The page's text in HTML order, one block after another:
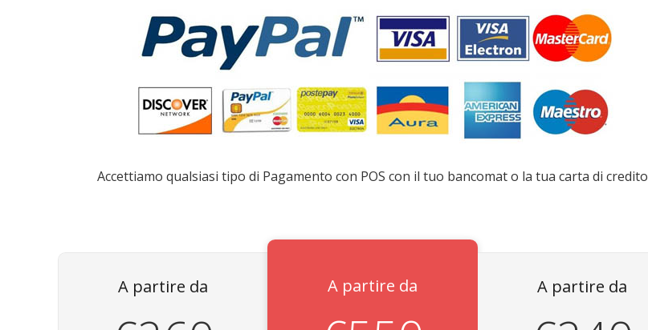
Accettiamo qualsiasi tipo di Pagamento con POS con il tuo bancomat o la tua carta di credito
A partire da A partire da A partire da